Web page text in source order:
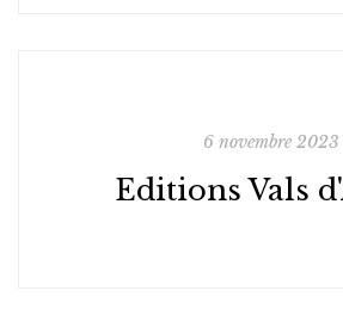
6 novembre 2023
Editions Vals